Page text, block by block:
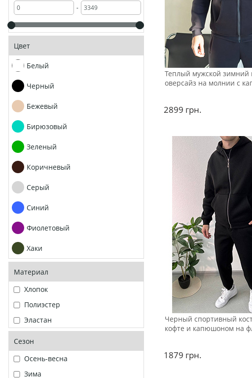
-
Цвет
Белый
Черный
Бежевый
Бирюзовый
Зеленый
Коричневый
Серый
Синий
Фиолетовый
Хаки
Материал
Хлопок
Полиэстер
Эластан
Сезон
Осень-весна
Зима
Теплый мужской зимний
оверсайз на молнии с
2899 грн.
Черный спортивный
кофте и капюшоном на
1879 грн.